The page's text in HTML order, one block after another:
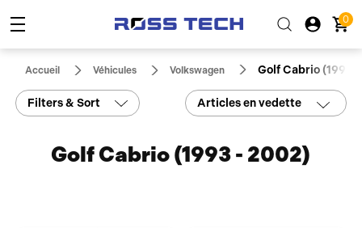
0
Accueil Véhicules Volkswagen Golf Cabrio (1993
Filters & Sort Articles en vedette
Golf Cabrio (1993 - 2002)